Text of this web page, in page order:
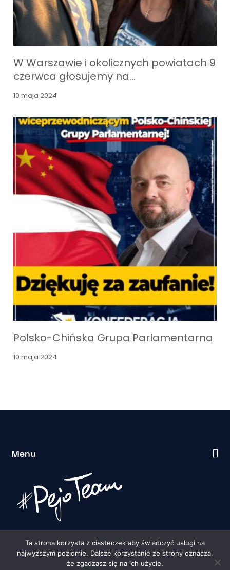
W Warszawie i okolicznych powiatach 9
czerwca głosujemy na…
10 maja 2024
Polsko-Chińska Grupa Parlamentarna
10 maja 2024
Menu
Ta strona korzysta z ciasteczek aby świadczyć usługi na
najwyższym poziomie. Dalsze korzystanie ze strony oznacza,
że zgadzasz się na ich użycie.